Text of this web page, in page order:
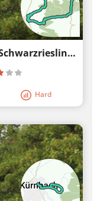
Kürnbach Ravensburg-Tour 1 #Schwarzrieslingdorf
Hard